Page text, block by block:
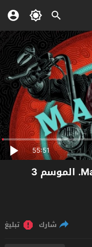
55:51
مشاهدة مسلسل Mayans M.C. الموسم 3
شارك تبليغ